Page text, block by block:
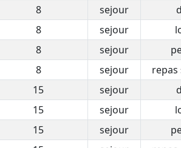
8 sejour
8 sejour
8 sejour
8 sejour
15 sejour
15 sejour
15 sejour